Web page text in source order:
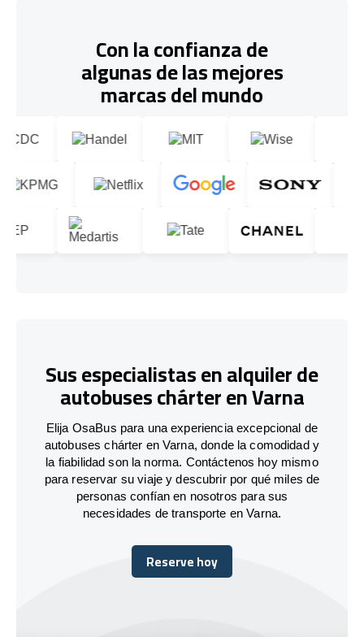
Con la confianza de
algunas de las mejores
marcas del mundo
Sus especialistas en alquiler de
autobuses chárter en Varna
Elija OsaBus para una experiencia excepcional de
autobuses chárter en Varna, donde la comodidad y
la fiabilidad son la norma. Contáctenos hoy mismo
para reservar su viaje y descubrir por qué miles de
personas confían en nosotros para sus
necesidades de transporte en Varna.
Reserve hoy
Reserve hoy